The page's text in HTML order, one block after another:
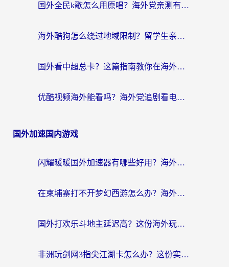
国外全民k歌怎么用原唱？海外党亲测有效的回国加速解决方案
海外酷狗怎么绕过地域限制？留学生亲测有效的回国加速器选择指南
国外看中超总卡？这篇指南教你在海外流畅看体育赛事+中文解说（附避坑技巧）
优酷视频海外能看吗？海外党追剧看电影的终极解决方案来了
国外加速国内游戏
闪耀暖暖国外加速器有哪些好用？海外党亲测的国服游戏加速终极指南
在柬埔寨打不开梦幻西游怎么办？海外玩家国服游戏加速终极指南
国外打欢乐斗地主延迟高？这份海外玩家国服游戏加速指南帮你解决卡顿烦恼
非洲玩剑网3指尖江湖卡怎么办？这份实测有效的国服游戏加速指南请收好